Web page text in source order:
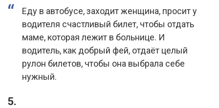
Еду в автобусе, заходит женщина, просит у
водителя счастливый билет, чтобы отдать
маме, которая лежит в больнице. И
водитель, как добрый фей, отдаёт целый
рулон билетов, чтобы она выбрала себе
нужный.
5.